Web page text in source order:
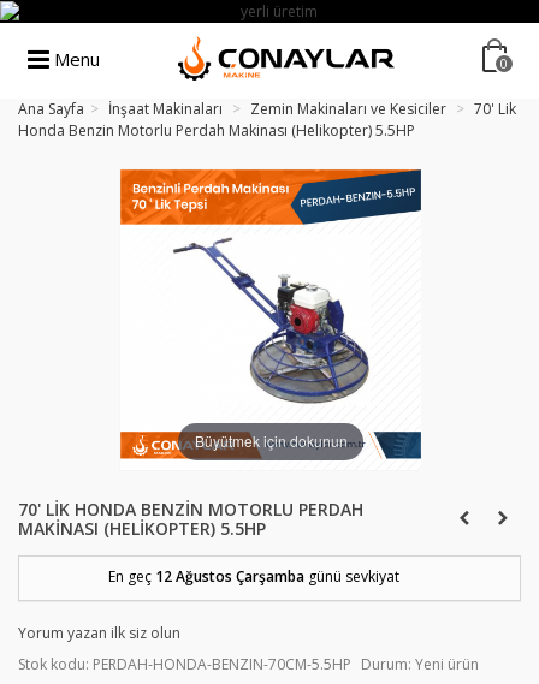
Menu 0
Ana Sayfa > İnşaat Makinaları > Zemin Makinaları ve Kesiciler > 70' Lik
Honda Benzin Motorlu Perdah Makinası (Helikopter) 5.5HP
Büyütmek için dokunun
70' LIK HONDA BENZIN MOTORLU PERDAH
MAKINASI (HELIKOPTER) 5.5HP
En geç 12 Ağustos Çarşamba günü sevkiyat
Yorum yazan ilk siz olun
Stok kodu: PERDAH-HONDA-BENZIN-70CM-5.5HP Durum: Yeni ürün